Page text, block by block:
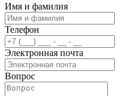
Имя и фамилия
Телефон
Электронная почта
Вопрос